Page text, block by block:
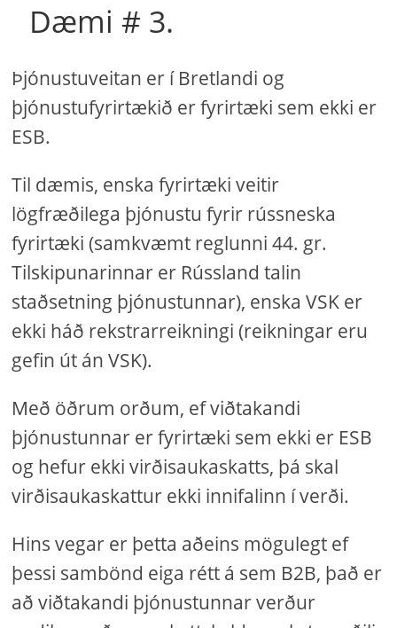
Dæmi # 3.
Þjónustuveitan er í Bretlandi og
þjónustufyrirtækið er fyrirtæki sem ekki er
ESB.
Til dæmis, enska fyrirtæki veitir
lögfræðilega þjónustu fyrir rússneska
fyrirtæki (samkvæmt reglunni 44. gr.
Tilskipunarinnar er Rússland talin
staðsetning þjónustunnar), enska VSK er
ekki háð rekstrarreikningi (reikningar eru
gefin út án VSK).
Með öðrum orðum, ef viðtakandi
þjónustunnar er fyrirtæki sem ekki er ESB
og hefur ekki virðisaukaskatts, þá skal
virðisaukaskattur ekki innifalinn í verði.
Hins vegar er þetta aðeins mögulegt ef
þessi sambönd eiga rétt á sem B2B, það er
að viðtakandi þjónustunnar verður